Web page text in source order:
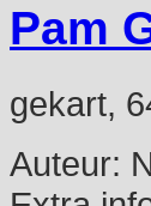
Pam
gekart,
Auteur: